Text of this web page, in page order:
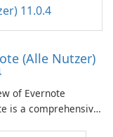
(Alle Nutzer)
of Evernote
is a comprehensive